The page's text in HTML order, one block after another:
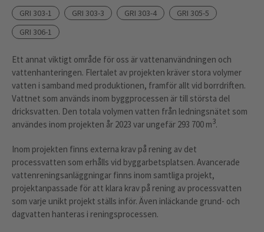
GRI 303-1 GRI 303-3 GRI 303-4
GRI 305-5
GRI 306-1
Ett annat viktigt område för oss är vattenanvändningen och
vattenhanteringen. Flertalet av projekten kräver stora volymer
vatten i samband med produktionen, framför allt vid borrdriften.
Vattnet som används inom byggprocessen är till största del
dricksvatten. Den totala volymen vatten från ledningsnätet som
användes inom projekten år 2023 var ungefär 293 700 m3.
Inom projekten finns externa krav på rening av det
processvatten som erhålls vid byggarbetsplatsen. Avancerade
vattenreningsanläggningar finns inom samtliga projekt,
projektanpassade för att klara krav på rening av processvatten
som varje unikt projekt ställs inför. Även inläckande grund- och
dagvatten hanteras i reningsprocessen.